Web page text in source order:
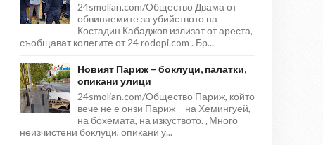
24smolian.com/Общество Двама от
обвиняемите за убийството на
Костадин Кабаджов излизат от ареста,
съобщават колегите от 24 rodopi.com . Бр...
Новият Париж – боклуци, палатки,
опикани улици
24smolian.com/Общество Париж, който
вече не е онзи Париж – на Хемингуей,
на бохемата, на изкуството. „Много
неизчистени боклуци, опикани у...